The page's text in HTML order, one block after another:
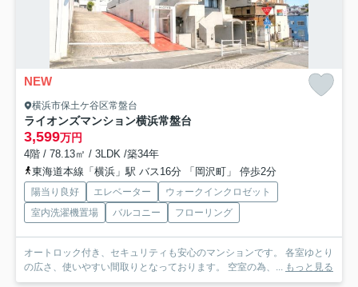
NEW
横浜市保土ケ谷区常盤台
ライオンズマンション横浜常盤台
3,599万円
4階 / 78.13㎡ / 3LDK /築34年
東海道本線「横浜」駅 バス16分 「岡沢町」 停歩2分
陽当り良好 エレベーター
ウォークインクロゼット
室内洗濯機置場
バルコニー フローリング
オートロック付き、セキュリティも安心のマンションです。 各室ゆとり
の広さ、使いやすい間取りとなっております。 空室の為、... もっと見る